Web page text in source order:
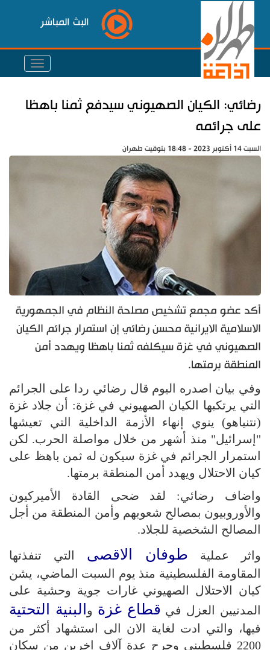
البث المباشر
رضائي: الكيان الصهيوني سيدفع ثمنا باهظا
على جرائمه
السبت 14 أكتوبر 2023 - 18:48 بتوقيت طهران
أكد عضو مجمع تشخيص مصلحة النظام في الجمهورية
الاسلامية الايرانية محسن رضائي إن استمرار جرائم الكيان
الصهيوني في غزة سيكلفه ثمنا باهظا ويهدد أمن
المنطقة برمتها.
وفي بيان اصدره اليوم قال رضائي ردا على الجرائم
التي يرتكبها الكيان الصهيوني في غزة: أن جلاد غزة
(نتنياهو) ينوي إنهاء الأزمة الداخلية التي تعيشها
"إسرائيل" منذ أشهر من خلال مواصلة الحرب. لكن
استمرار الجرائم في غزة سيكون له ثمن باهظ على
كيان الاحتلال ويهدد أمن المنطقة برمتها.
واضاف رضائي: لقد ضحى القادة الأميركيون
والأوروبيون بمصالح شعوبهم وأمن المنطقة من أجل
المصالح الشخصية للجلاد.
واثر عملية طوفان الاقصى التي تنفذتها
المقاومة الفلسطينية منذ يوم السبت الماضي، يشن
كيان الاحتلال الصهيوني غارات جوية وحشية على
المدنيين العزل في قطاع غزة و البنية التحتية
فيها، والتي ادت لغاية الان الى استشهاد أكثر من
2200 فلسطيني وجرح عدة آلاف اخرين من سكان